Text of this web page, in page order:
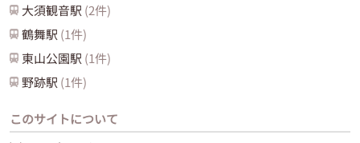
大須観音駅 (2件)
鶴舞駅 (1件)
東山公園駅 (1件)
野跡駅 (1件)
このサイトについて